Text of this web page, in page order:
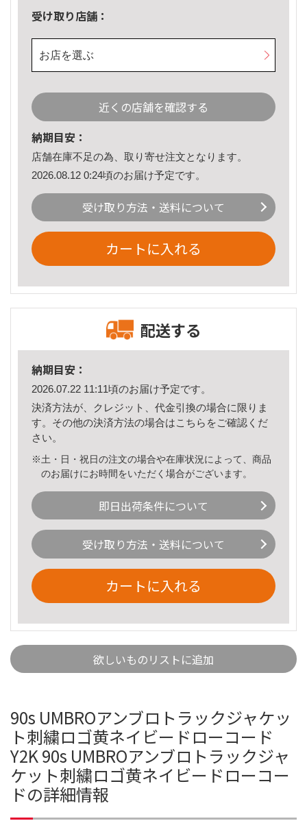
受け取り店舗：
お店を選ぶ
近くの店舗を確認する
納期目安：
店舗在庫不足の為、取り寄せ注文となります。
2026.08.12 0:24頃のお届け予定です。
受け取り方法・送料について
カートに入れる
配送する
納期目安：
2026.07.22 11:11頃のお届け予定です。
決済方法が、クレジット、代金引換の場合に限りま
す。その他の決済方法の場合はこちら をご確認くだ
さい。
※土・日・祝日の注文の場合や在庫状況によって、商品
のお届けにお時間をいただく場合がございます。
即日出荷条件について
受け取り方法・送料について
カートに入れる
欲しいものリストに追加
90s UMBROアンブロトラックジャケッ
ト刺繍ロゴ黄ネイビードローコード
Y2K 90s UMBROアンブロトラックジャ
ケット刺繍ロゴ黄ネイビードローコー
ドの詳細情報